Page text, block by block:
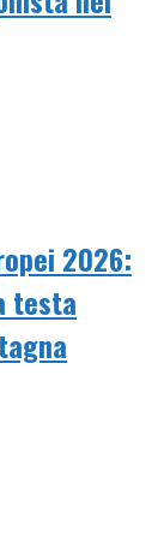
2026:
testa